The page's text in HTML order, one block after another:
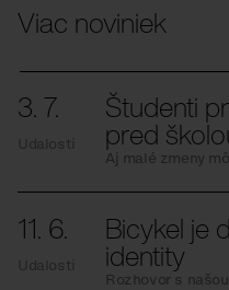
Viac noviniek
3. 7.
Udalosti
Študenti
pred
Aj malé zmeny
11. 6.
Udalosti
Bicykel je
identity
Rozhovor s